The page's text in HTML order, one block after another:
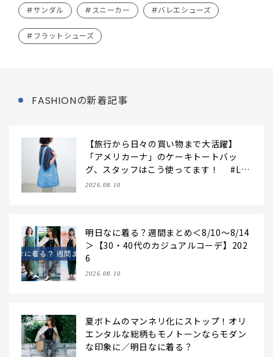
#サンダル #スニーカー #バレエシューズ
#フラットシューズ
FASHIONの新着記事
【旅行から日々の買い物まで大活躍】
「アメリカーナ」のケーキトートバッ
グ、スタッフはこう使ってます！ #LE
Eマルシェ
2026.08.10
明日なに着る？週間まとめ＜8/10～8/14
＞【30・40代のカジュアルコーデ】202
6
2026.08.10
夏ボトムのマンネリ化にストップ！オリ
エンタルな総柄もモノトーンならモダン
な印象に／明日なに着る？